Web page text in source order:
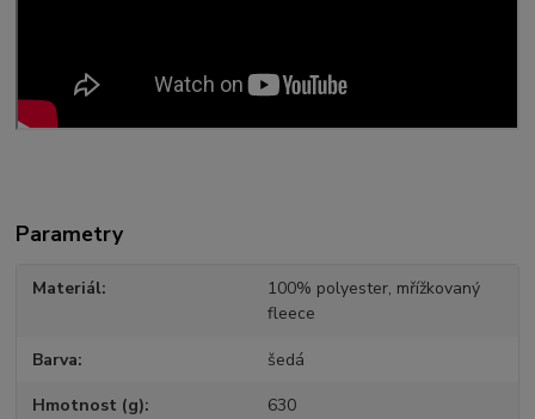
Parametry
Materiál
100% polyester, mřížkovaný
fleece
Barva šedá
Hmotnost (g) 630